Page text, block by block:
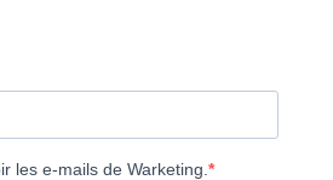
les e-mails de Warketing.